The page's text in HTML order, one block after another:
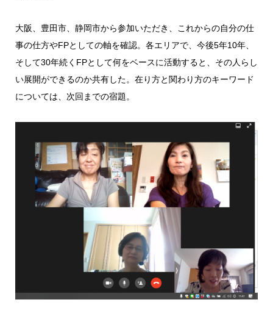
大阪、豊田市、静岡市から参加いただき、これからの自分の仕
事の仕方やFPとしての軸を確認。各エリアで、今後5年10年、
そして30年続くFPとして何をベースに活動すると、その人らし
い展開ができるのか共有した。在り方と関わり方のキーワード
については、次回までの宿題。